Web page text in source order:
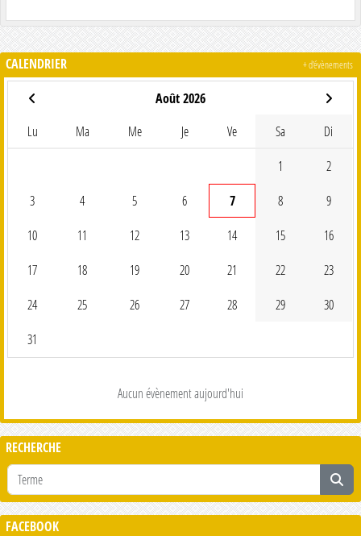
CALENDRIER
Août 2026
Lu Ma Me Je Ve Sa Di
1 2
3 4 5 6 7 8 9
10 11 12 13 14 15 16
17 18 19 20 21 22 23
24 25 26 27 28 29 30
31
Aucun évènement aujourd'hui
+ d'évènements
RECHERCHE
FACEBOOK